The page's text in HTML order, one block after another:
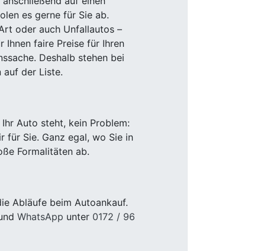
es gerne für Sie ab.
oder auch Unfallautos –
Ihnen faire Preise für Ihren
Deshalb stehen bei
auf der Liste.
Auto steht, kein Problem:
für Sie. Ganz egal, wo Sie in
Formalitäten ab.
Abläufe beim Autoankauf.
WhatsApp unter 0172 / 96